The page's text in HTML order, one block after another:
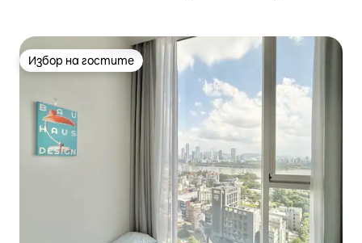
Избор на гостите
Избор на гостите